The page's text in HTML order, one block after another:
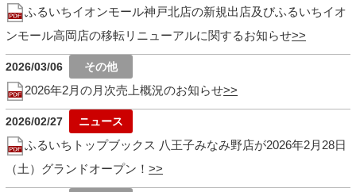
ふるいちイオンモール神戸北店の新規出店及びふるいちイオ
ンモール高岡店の移転リニューアルに関するお知らせ
2026/03/06
2026年2月の月次売上概況のお知らせ
2026/02/27
ふるいちトップブックス 八王子みなみ野店が2026年2月28日
（土）グランドオープン！